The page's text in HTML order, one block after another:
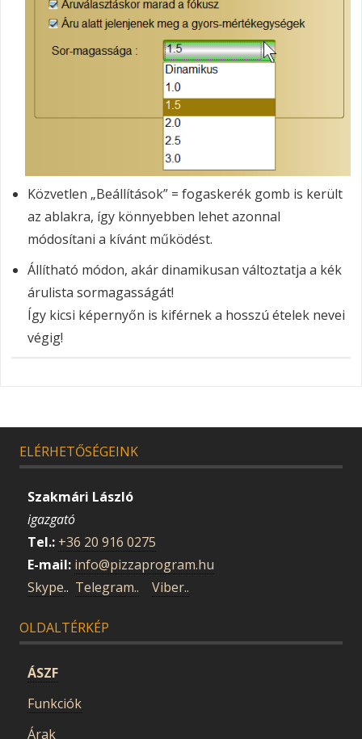
Közvetlen „Beállítások” = fogaskerék gomb is került
az ablakra, így könnyebben lehet azonnal
módosítani a kívánt működést.
Állítható módon, akár dinamikusan változtatja a kék
árulista sormagasságát!
Így kicsi képernyőn is kiférnek a hosszú ételek nevei
végig!
ELÉRHETŐSÉGEINK
Szakmári László
igazgató
Tel.: +36 20 916 0275
E-mail: info@pizzaprogram.hu
Skype.. Telegram.. Viber..
OLDALTÉRKÉP
ÁSZF
Funkciók
Árak